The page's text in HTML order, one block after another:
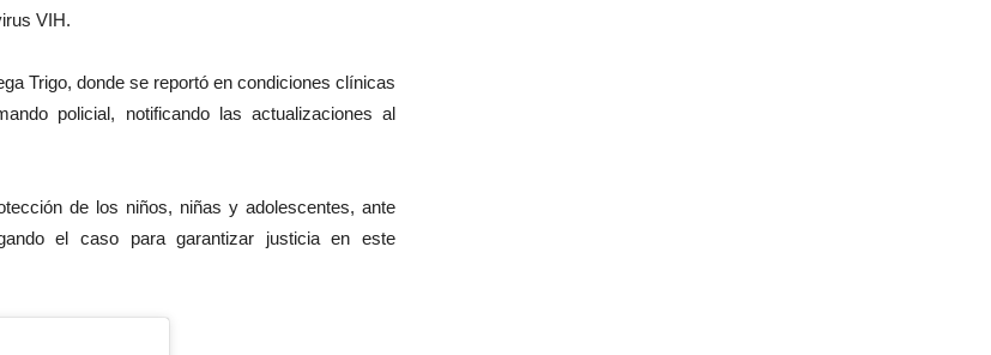
VIH.
Trigo, donde se reportó en condiciones clínicas
policial, notificando las actualizaciones al
de los niños, niñas y adolescentes, ante
el caso para garantizar justicia en este